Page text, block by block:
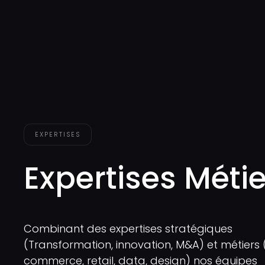
EXPERTISES
Expertises
Combinant des expertises stratégiques
(Transformation, innovation, M&A) et métiers
commerce, retail, data, design) nos équipes